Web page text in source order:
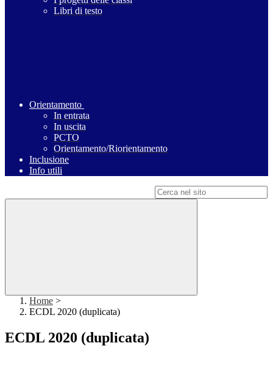
Libri di testo
Orientamento
In entrata
In uscita
PCTO
Orientamento/Riorientamento
Inclusione
Info utili
Home >
ECDL 2020 (duplicata)
ECDL 2020 (duplicata)